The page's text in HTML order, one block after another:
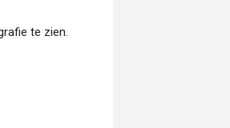
te zien.